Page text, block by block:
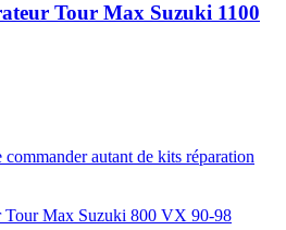
Tour Max Suzuki 1100
autant de kits réparation